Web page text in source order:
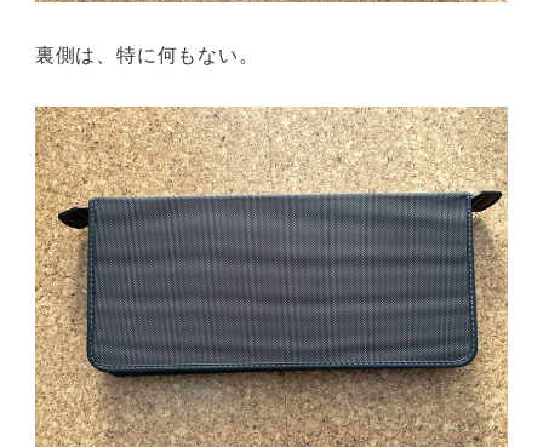
裏側は、特に何もない。